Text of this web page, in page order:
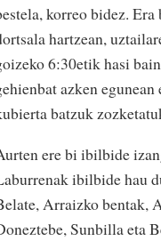
korreo bidez.
hartzean,
6:30etik hasi
azken
batzuk
ere bi ibilbide
ibilbide hau
Arraizko bentak,
Sunbilla eta